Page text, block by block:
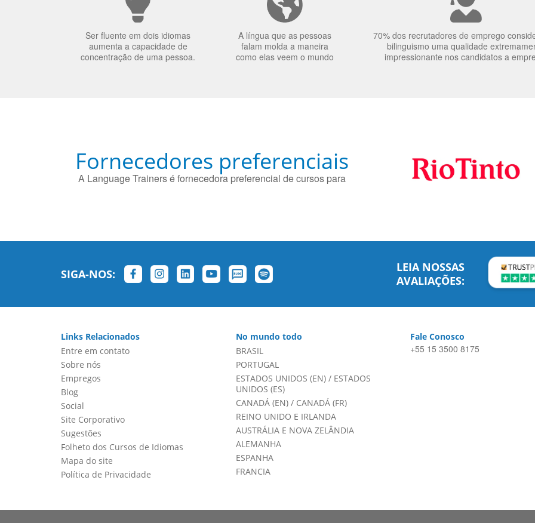
Ser fluente em dois idiomas
aumenta a capacidade de
concentração de uma pessoa.
A língua que as pessoas
falam molda a maneira
como elas veem o mundo
70% dos recrutadores de emprego
bilinguismo uma qualidade
impressionante nos candidatos a
Fornecedores preferenciais
A Language Trainers é fornecedora preferencial de cursos para
SIGA-NOS:
LEIA NOSSAS
AVALIAÇÕES:
Links Relacionados
Entre em contato
Sobre nós
Empregos
Blog
Social
Site Corporativo
Sugestões
Folheto dos Cursos de Idiomas
Mapa do site
Política de Privacidade
No mundo todo
BRASIL
PORTUGAL
ESTADOS UNIDOS (EN)/ ESTADOS
UNIDOS (ES)
CANADÁ (EN)/ CANADÁ (FR)
REINO UNIDO E IRLANDA
AUSTRÁLIA E NOVA ZELÂNDIA
ALEMANHA
ESPANHA
FRANCIA
Fale Conosco
+55 15 3500 8175